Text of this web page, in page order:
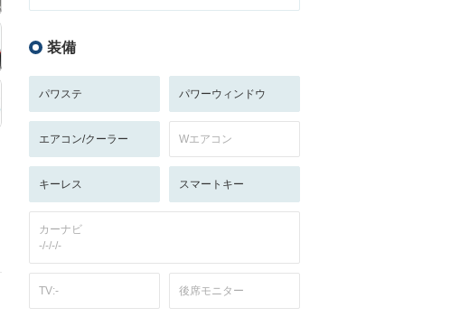
装備
パワステ パワーウィンドウ
エアコン/クーラー Wエアコン
キーレス スマートキー
カーナビ
-/-/-/-
TV:- 後席モニター